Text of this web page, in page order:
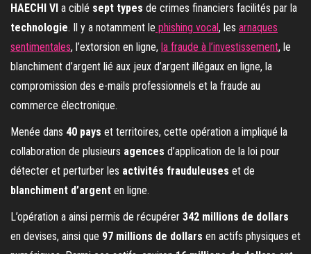
HAECHI VI a ciblé sept types de crimes financiers facilités par la
technologie. Il y a notamment le phishing vocal, les arnaques
sentimentales, l’extorsion en ligne, la fraude à l’investissement, le
blanchiment d’argent lié aux jeux d’argent illégaux en ligne, la
compromission des e-mails professionnels et la fraude au
commerce électronique.
Menée dans 40 pays et territoires, cette opération a impliqué la
collaboration de plusieurs agences d’application de la loi pour
détecter et perturber les activités frauduleuses et de
blanchiment d’argent en ligne.
L’opération a ainsi permis de récupérer 342 millions de dollars
en devises, ainsi que 97 millions de dollars en actifs physiques et